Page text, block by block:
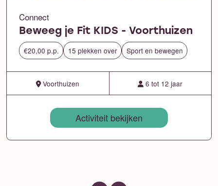
Connect
Beweeg je Fit KIDS - Voorthuizen
€20,00 p.p. 15 plekken over Sport en bewegen
Voorthuizen 6 tot 12 jaar
Activiteit bekijken